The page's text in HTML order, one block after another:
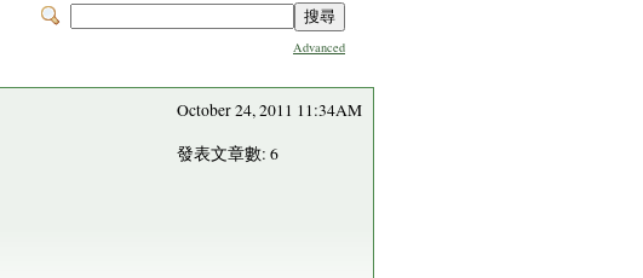
Advanced
October 24, 2011 11:34AM
發表文章數: 6